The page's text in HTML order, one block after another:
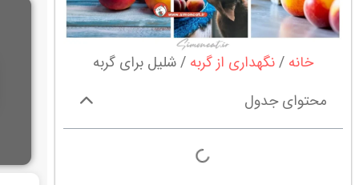
خانه نگهداری از گربه شلیل برای گربه
محتوای جدول